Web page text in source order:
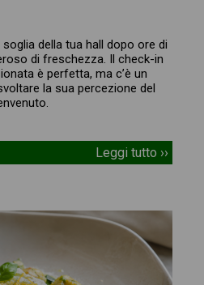
della tua hall dopo ore di
di freschezza. Il check-in
è perfetta, ma c’è un
la sua percezione del
Leggi tutto ››